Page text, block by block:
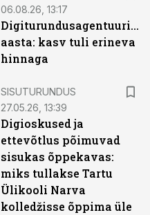
06.08.26, 13:17
Digiturundusagentuuride
aasta: kasv tuli erineva
hinnaga
SISUTURUNDUS
27.05.26, 13:39
Digioskused ja
ettevõtlus põimuvad
sisukas õppekavas:
miks tullakse Tartu
Ülikooli Narva
kolledžisse õppima üle